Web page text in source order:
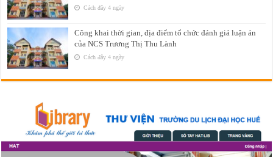
Cách đây 4 ngày
Công khai thời gian, địa điểm tổ chức đánh giá luận án
của NCS Trương Thị Thu Lành
Cách đây 4 ngày